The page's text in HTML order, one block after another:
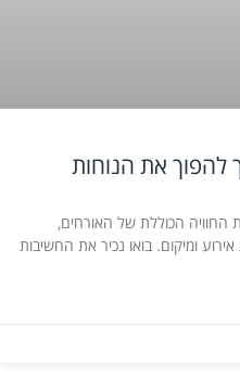
להפוך את הנוחות
החוויה הכוללת של האורחים,
ומיקום. בואו נכיר את החשיבות